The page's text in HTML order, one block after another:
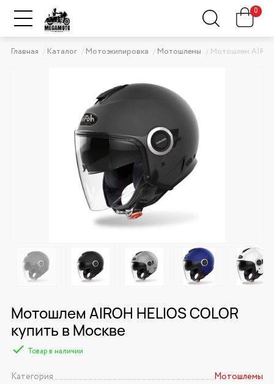
0
Главная Каталог Мотоэкипировка Мотошлемы Мотошлем
Мотошлем AIROH HELIOS COLOR
купить в Москве
Товар в наличии
Категория
Мотошлемы